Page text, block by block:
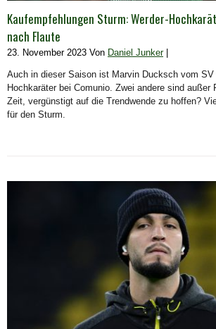
Kaufempfehlungen Sturm: Werder-
nach Flaute
23. November 2023 Von Daniel Junker|
Auch in dieser Saison ist Marvin Ducksch vom SV
Hochkaräter bei Comunio. Zwei andere sind außer
Zeit, vergünstigt auf die Trendwende zu hoffen?
für den Sturm.